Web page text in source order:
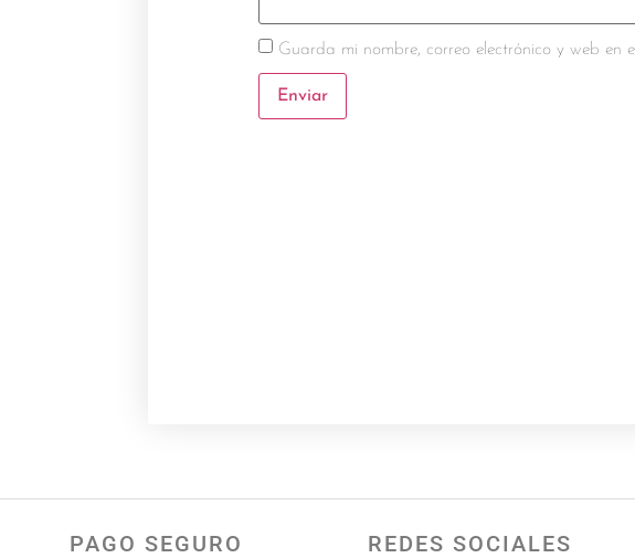
Guarda mi nombre, correo electrónico y web en
PAGO SEGURO REDES SOCIALES